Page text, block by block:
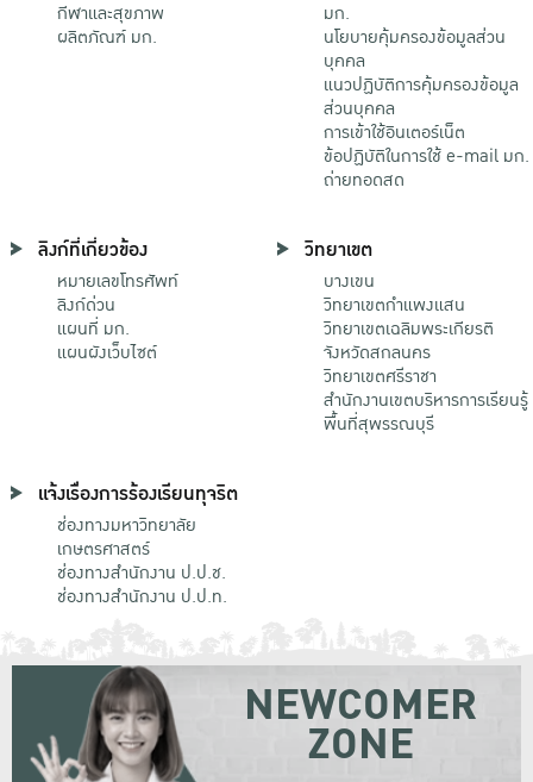
กีฬาและสุขภาพ
ผลิตภัณฑ์ มก.
มก.
นโยบายคุ้มครองข้อมูลส่วน
บุคคล
แนวปฏิบัติการคุ้มครองข้อมูล
ส่วนบุคคล
การเข้าใช้อินเตอร์เน็ต
ข้อปฏิบัติในการใช้ e-mail มก.
ถ่ายทอดสด
ลิงก์ที่เกี่ยวข้อง
หมายเลขโทรศัพท์
ลิงก์ด่วน
แผนที่ มก.
แผนผังเว็บไซต์
วิทยาเขต
บางเขน
วิทยาเขตกําแพงแสน
วิทยาเขตเฉลิมพระเกียรติ
จังหวัดสกลนคร
วิทยาเขตศรีราชา
สำนักงานเขตบริหารการเรียนรู้
พื้นที่สุพรรณบุรี
แจ้งเรื่องการร้องเรียนทุจริต
ช่องทางมหาวิทยาลัย
เกษตรศาสตร์
ช่องทางสำนักงาน ป.ป.ช.
ช่องทางสำนักงาน ป.ป.ท.
NEWCOMER
ZONE